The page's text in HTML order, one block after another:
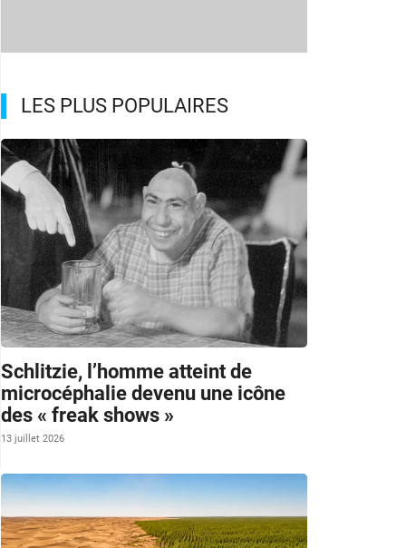
LES PLUS POPULAIRES
Schlitzie, l’homme atteint de
microcéphalie devenu une icône
des « freak shows »
13 juillet 2026